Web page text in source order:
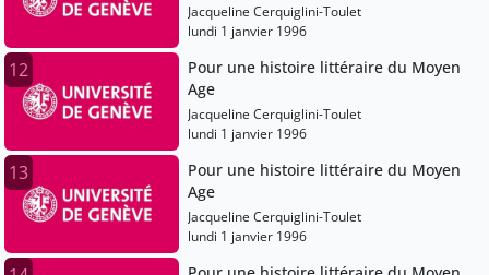
Jacqueline Cerquiglini-Toulet
lundi 1 janvier 1996
12
Pour une histoire littéraire du Moyen
Age
Jacqueline Cerquiglini-Toulet
lundi 1 janvier 1996
13
Pour une histoire littéraire du Moyen
Age
Jacqueline Cerquiglini-Toulet
lundi 1 janvier 1996